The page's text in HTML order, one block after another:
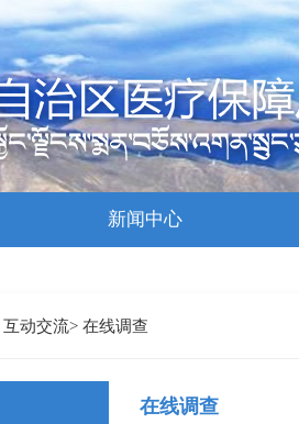
新闻中心
互动交流> 在线调查
在线调查